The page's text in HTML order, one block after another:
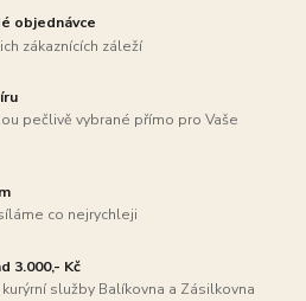
objednávce
zákaznících záleží
pečlivě vybrané přímo pro Vaše
co nejrychleji
3.000,- Kč
služby Balíkovna a Zásilkovna